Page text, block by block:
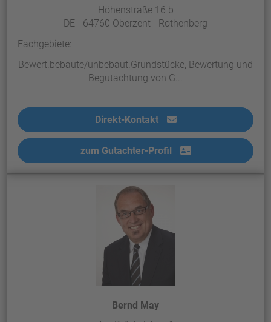
Höhenstraße 16 b
DE - 64760 Oberzent - Rothenberg
Fachgebiete:
Bewert.bebaute/unbebaut.Grundstücke, Bewertung und
Begutachtung von G...
Direkt-Kontakt
zum Gutachter-Profil
Bernd May